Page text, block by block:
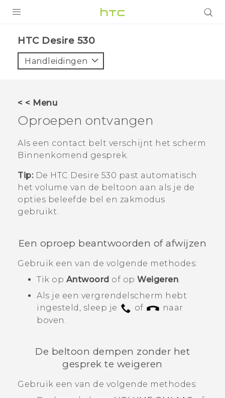
VIVE
HTC Club
SUPPORT
HTC-apparaten & -accessoires
VIVERSE
Aanmelden
HTC Desire 530‎
Handleidingen
< < Menu
Oproepen ontvangen
Als een contact belt verschijnt het scherm
Binnenkomend gesprek.
Tip:De HTC Desire 530 past automatisch
het volume van de beltoon aan als je de
opties beleefde bel en zakmodus
gebruikt.
Een oproep beantwoorden of afwijzen
Gebruik een van de volgende methodes:
Tik op Antwoord of op Weigeren
Als je een vergrendelscherm hebt
ingesteld, sleep je
of
naar
boven.
De beltoon dempen zonder het
gesprek te weigeren
Gebruik een van de volgende methodes: